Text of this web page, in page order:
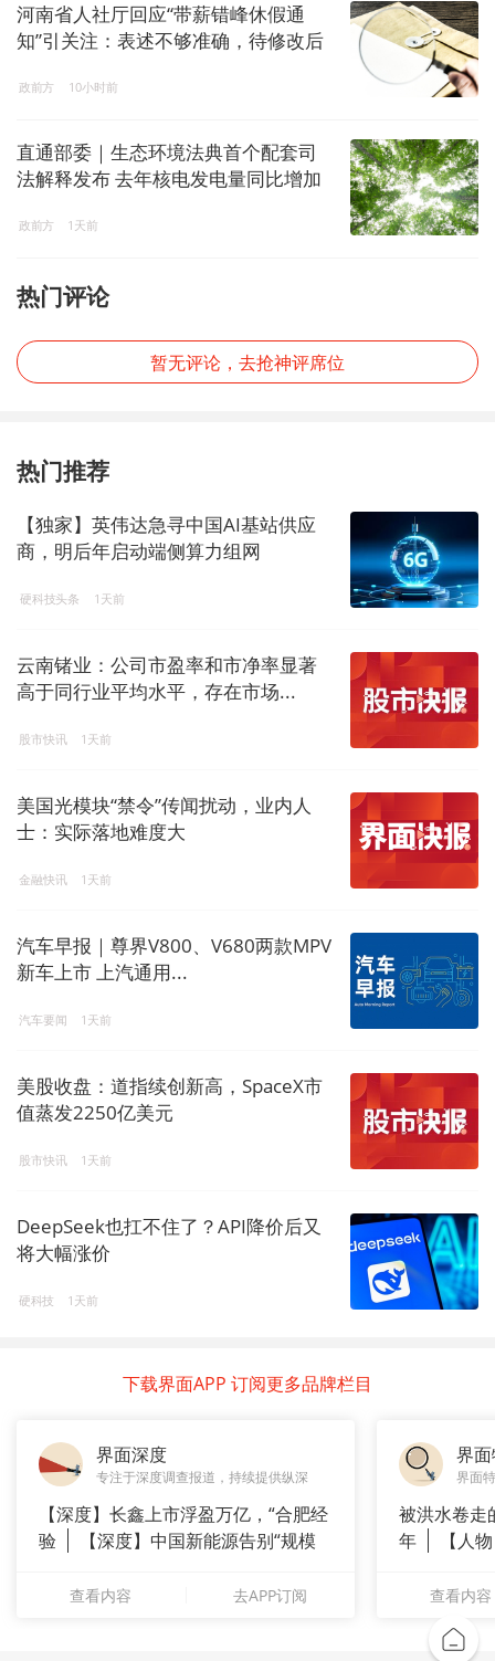
河南省人社厅回应“带薪错峰休假通
知”引关注：表述不够准确，待修改后
政前方 10小时前
直通部委｜生态环境法典首个配套司
法解释发布 去年核电发电量同比增加
政前方 1天前
热门评论
暂无评论，去抢神评席位
热门推荐
【独家】英伟达急寻中国AI基站供应
商，明后年启动端侧算力组网
硬科技头条 1天前
云南锗业：公司市盈率和市净率显著
高于同行业平均水平，存在市场...
股市快讯 1天前
美国光模块“禁令”传闻扰动，业内人
士：实际落地难度大
金融快讯 1天前
汽车早报｜尊界V800、V680两款MPV
新车上市 上汽通用...
汽车要闻 1天前
美股收盘：道指续创新高，SpaceX市
值蒸发2250亿美元
股市快讯 1天前
DeepSeek也扛不住了？API降价后又
将大幅涨价
硬科技 1天前
下载界面APP 订阅更多品牌栏目
界面深度
专注于深度调查报道，持续提供纵深
【深度】长鑫上市浮盈万亿，“合肥经
验
【深度】中国新能源告别“规模
查看内容 去APP订阅
界
界面
被洪水卷走
年
【人
查看内容